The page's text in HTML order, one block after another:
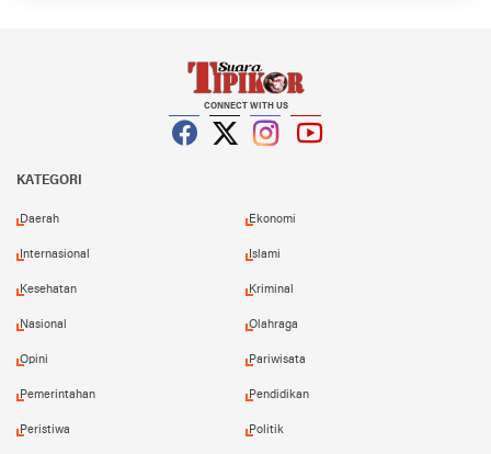
CONNECT WITH US
KATEGORI
Daerah Ekonomi
Internasional Islami
Kesehatan Kriminal
Nasional Olahraga
Opini Pariwisata
Pemerintahan Pendidikan
Peristiwa Politik